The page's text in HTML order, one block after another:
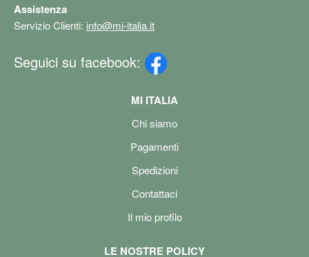
Assistenza
Servizio Clienti: info@mi-italia.it
Seguici su facebook:
MI ITALIA
Chi siamo
Pagamenti
Spedizioni
Contattaci
Il mio profilo
LE NOSTRE POLICY